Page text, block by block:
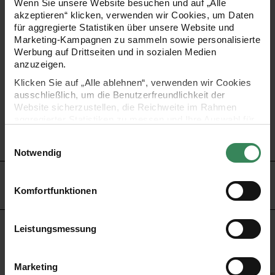
Wenn Sie unsere Website besuchen und auf „Alle
akzeptieren“ klicken, verwenden wir Cookies, um Daten
für aggregierte Statistiken über unsere Website und
Marketing-Kampagnen zu sammeln sowie personalisierte
Werbung auf Drittseiten und in sozialen Medien
anzuzeigen.
Klicken Sie auf „Alle ablehnen“, verwenden wir Cookies
ausschließlich, um die Benutzerfreundlichkeit der
Website sicherzustellen, die Reichweite im Rahmen
Ihre Einwilligung ist freiwillig und kann jederzeit über den
Link „Cookie-Einstellungen“ im Fußbereich der Seite
verwendeten Technologien und den Empfängern der
Daten finden Sie in unserer Datenschutzerklärung.
Notwendig
Komfortfunktionen
Leistungsmessung
Marketing
ideal als Geschenkpapier, zum Basteln oder für
Dekorationen
säurefrei
Stärke: 20g/m²
Format: 50 x 70 cm